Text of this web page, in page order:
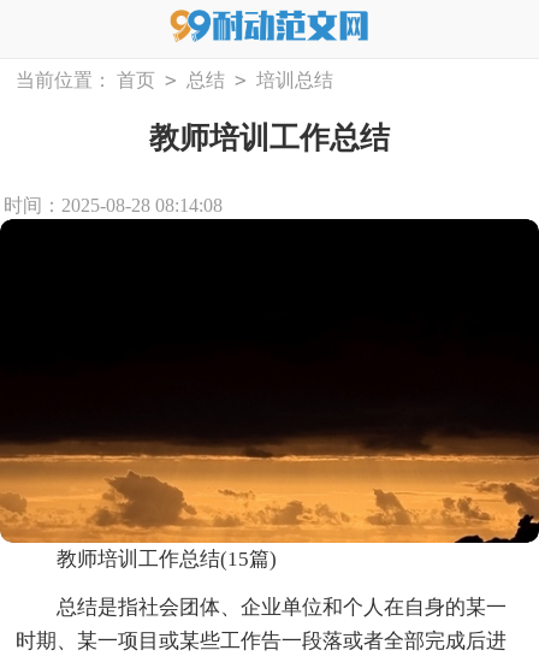
当前位置： 首页 > 总结 > 培训总结
教师培训工作总结
时间：2025-08-28 08:14:08
教师培训工作总结(15篇)
总结是指社会团体、企业单位和个人在自身的某一
时期、某一项目或某些工作告一段落或者全部完成后进